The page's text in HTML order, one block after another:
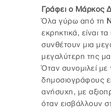
Γράφει ο Μάρκος
Όλα γύρω από τη
εκρηκτικά, είναι
συνθέτουν μια
μεγαλύτερη της
Όταν συνομιλεί με
δημοσιογράφους
ανήσυχη, με
όταν εισβάλλουν